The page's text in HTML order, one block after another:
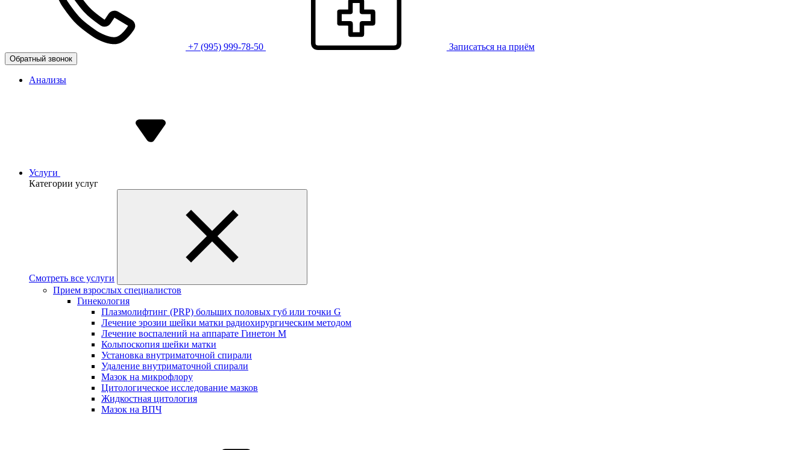
+7 (995) 999-78-50 Записаться на приём
Обратный звонок
Анализы
Услуги
Категории услуг
Смотреть все услуги
Прием взрослых специалистов
Гинекология
Плазмолифтинг (PRP) больших половых губ или точки G
Лечение эрозии шейки матки радиохирургическим методом
Лечение воспалений на аппарате Гинетон М
Кольпоскопия шейки матки
Установка внутриматочной спирали
Удаление внутриматочной спирали
Мазок на микрофлору
Цитологическое исследование мазков
Жидкостная цитология
Мазок на ВПЧ